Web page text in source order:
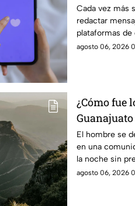
coqueteo
Cada vez más
redactar
plataformas de
agosto 06, 2026
¿Cómo fue
Gorda de
El hombre se
en una
la noche sin
agosto 06, 2026